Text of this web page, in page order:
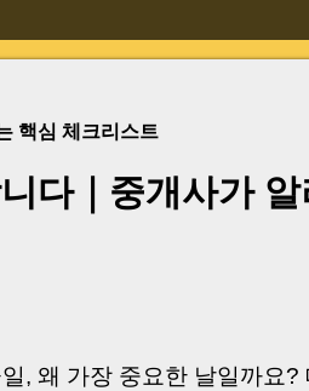
핵심 체크리스트
다｜중개사가 알
, 왜 가장 중요한 날일까요?